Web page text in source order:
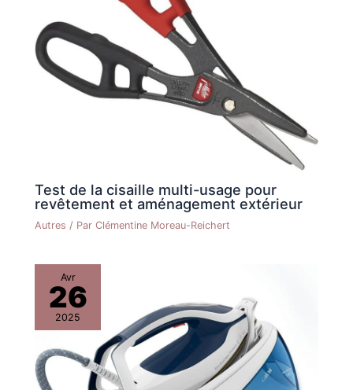
Test de la cisaille multi-usage pour
revêtement et aménagement extérieur
Autres / ParClémentine Moreau-Reichert
Avr
26
2025